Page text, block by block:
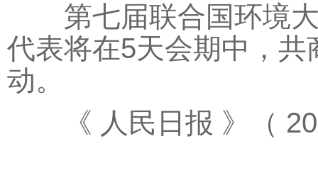
第七届联合国环境大
代表将在5天会期中，
动。
《 人民日报 》（